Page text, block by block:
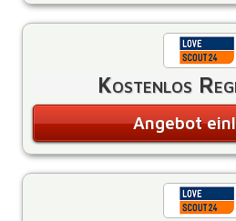
Kostenlos
Angebot